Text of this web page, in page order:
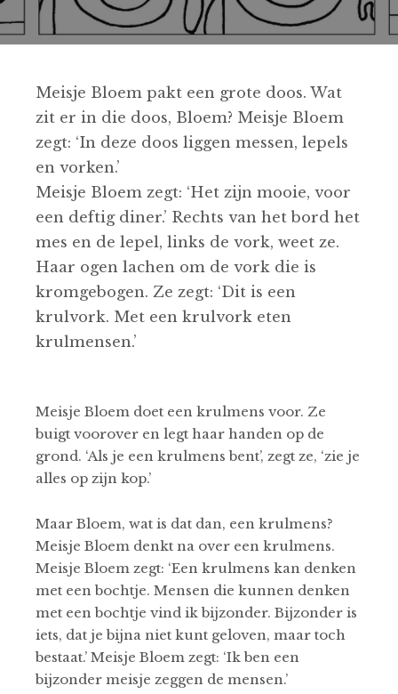
Meisje Bloem pakt een grote doos. Wat
zit er in die doos, Bloem? Meisje Bloem
zegt: ‘In deze doos liggen messen, lepels
en vorken.’
Meisje Bloem zegt: ‘Het zijn mooie, voor
een deftig diner.’ Rechts van het bord het
mes en de lepel, links de vork, weet ze.
Haar ogen lachen om de vork die is
kromgebogen. Ze zegt: ‘Dit is een
krulvork. Met een krulvork eten
krulmensen.’
Meisje Bloem doet een krulmens voor. Ze
buigt voorover en legt haar handen op de
grond. ‘Als je een krulmens bent’, zegt ze, ‘zie je
alles op zijn kop.’
Maar Bloem, wat is dat dan, een krulmens?
Meisje Bloem denkt na over een krulmens.
Meisje Bloem zegt: ‘Een krulmens kan denken
met een bochtje. Mensen die kunnen denken
met een bochtje vind ik bijzonder. Bijzonder is
iets, dat je bijna niet kunt geloven, maar toch
bestaat.’ Meisje Bloem zegt: ‘Ik ben een
bijzonder meisje zeggen de mensen.’